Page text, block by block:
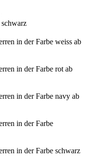
schwarz